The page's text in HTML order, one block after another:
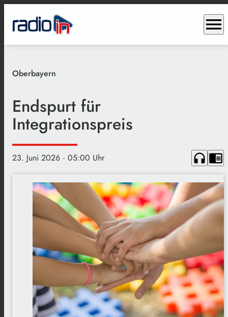
menu
Oberbayern
Endspurt für
Integrationspreis
23. Juni 2026 · 05:00 Uhr headphones chrome_reader_mode